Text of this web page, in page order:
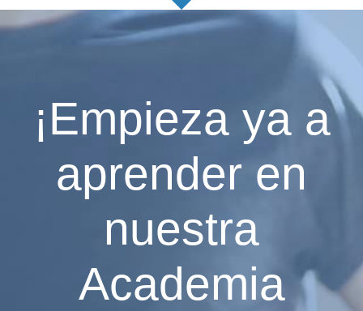
¡Empieza ya a
aprender en
nuestra
Academia